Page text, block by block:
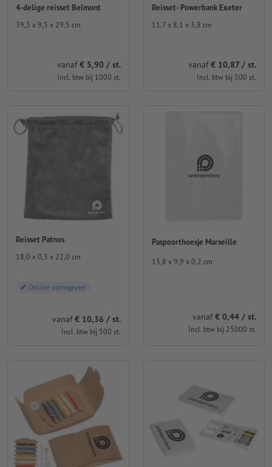
4-delige reisset Belmont
39,5 x 9,5 x 29,5 cm
vanaf€ 5,90 / st.
Incl. btw bij 1000 st.
Reisset- Powerbank Exeter
11,7 x 8,1 x 3,8 cm
vanaf€ 10,87 / st.
Incl. btw bij 500 st.
Reisset Patnos
18,0 x 0,3 x 22,0 cm
Online vormgeven
vanaf€ 10,36 / st.
Incl. btw bij 500 st.
Paspoorthoesje Marseille
13,8 x 9,9 x 0,2 cm
vanaf€ 0,44 / st.
Incl. btw bij 25000 st.